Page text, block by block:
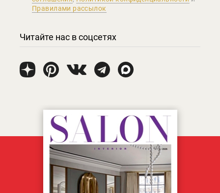
Правилами рассылок
Читайте нас в соцсетях